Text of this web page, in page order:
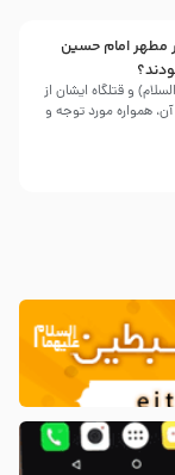
مطهر امام حسین
و قتلگاه ایشان از
همواره مورد توجه و